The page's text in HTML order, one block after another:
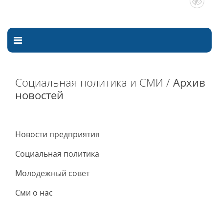
Социальная политика и СМИ / Архив
новостей
Новости предприятия
Социальная политика
Молодежный совет
Сми о нас